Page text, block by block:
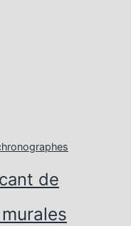
de